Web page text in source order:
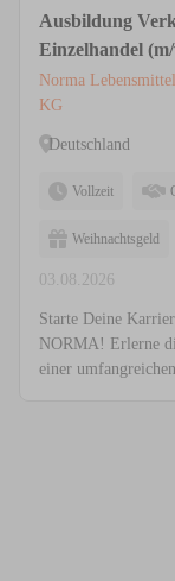
Ausbildung
Einzelhandel
Norma
KG
Deutschland
Vollzeit
Weihnachtsgeld
03.08.2026
Starte Deine
NORMA! Erlerne
einer